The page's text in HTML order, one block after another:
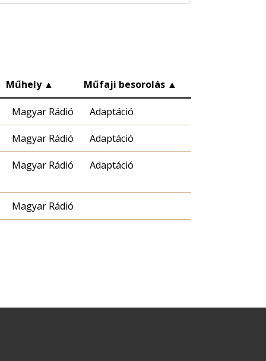
Műhely ▲ Műfaji besorolás ▲
Magyar Rádió Adaptáció
Magyar Rádió Adaptáció
Magyar Rádió Adaptáció
Magyar Rádió